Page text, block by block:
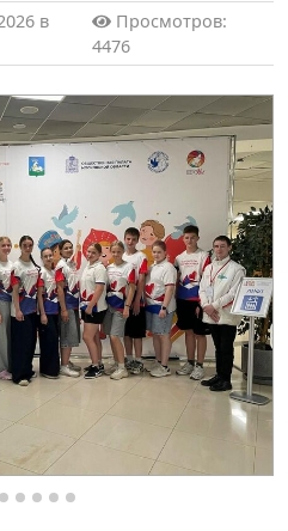
в
Просмотров:
4476